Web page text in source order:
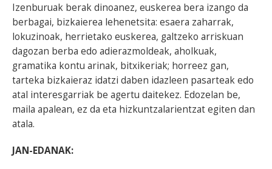
Izenburuak berak dinoanez, euskerea bera izango da
berbagai, bizkaierea lehenetsita: esaera zaharrak,
lokuzinoak, herrietako euskerea, galtzeko arriskuan
dagozan berba edo adierazmoldeak, aholkuak,
gramatika kontu arinak, bitxikeriak; horreez gan,
tarteka bizkaieraz idatzi daben idazleen pasarteak edo
atal interesgarriak be agertu daitekez. Edozelan be,
maila apalean, ez da eta hizkuntzalarientzat egiten dan
atala.
JAN-EDANAK: